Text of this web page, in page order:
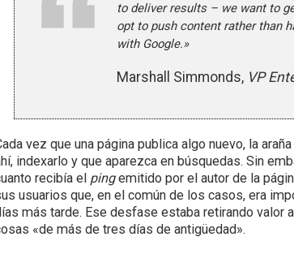
to deliver results – we want to
opt to push content rather than
with Google.»
Marshall Simmonds, VP
vez que una página publica algo nuevo, la
indexarlo y que aparezca en búsquedas. Sin
recibía el pingemitido por el autor de la
usuarios que, en el común de los casos, era
más tarde. Ese desfase estaba retirando valor
«de más de tres días de antigüedad».